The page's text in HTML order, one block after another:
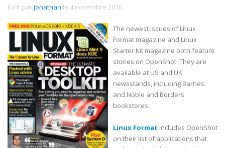
Écrit parJonathan le 4 novembre 2010 .
The newest issues of Linux
Format magazine and Linux
Starter Kit magazine both feature
stories on OpenShot! They are
available at US and UK
newsstands, including Barnes
and Noble and Borders
bookstores.
Linux Format includes OpenShot
on their list of applications that